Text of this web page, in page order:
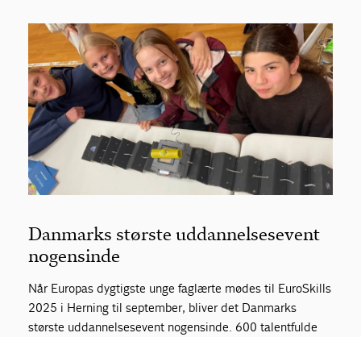
Danmarks største uddannelsesevent
nogensinde
Når Europas dygtigste unge faglærte mødes til EuroSkills
2025 i Herning til september, bliver det Danmarks
største uddannelsesevent nogensinde. 600 talentfulde